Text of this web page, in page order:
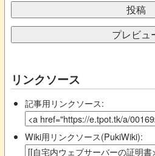
リンクソース
記事用リンクソース:
Wiki用リンクソース(PukiWiki):